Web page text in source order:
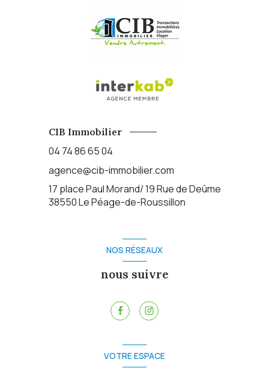
CIB Immobilier
04 74 86 65 04
agence@cib-immobilier.com
17 place Paul Morand/ 19 Rue de Deûme
38550Le Péage-de-Roussillon
NOS RÉSEAUX
nous suivre
VOTRE ESPACE